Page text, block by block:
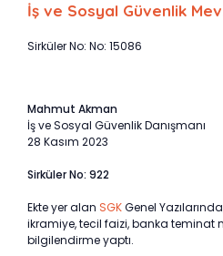
İş ve Sosyal Güvenlik
Sirküler No: No: 15086
Mahmut Akman
İş ve Sosyal Güvenlik Danışmanı
28 Kasım 2023
Sirküler No: 922
Ekte yer alan SGKGenel
ikramiye, tecil faizi, banka teminat
bilgilendirme yaptı.